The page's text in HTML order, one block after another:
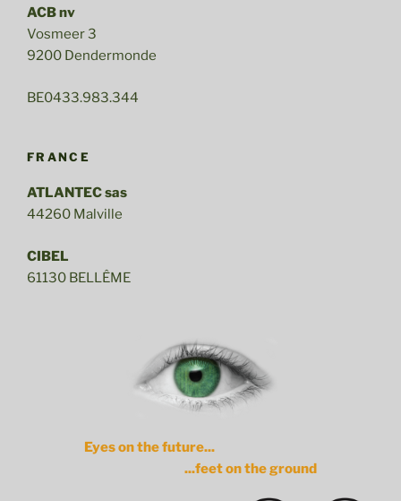
ACB nv
Vosmeer 3
9200 Dendermonde
BE0433.983.344
FRANCE
ATLANTEC sas
44260 Malville
CIBEL
61130 BELLÊME
Eyes on the future...
...feet on the ground